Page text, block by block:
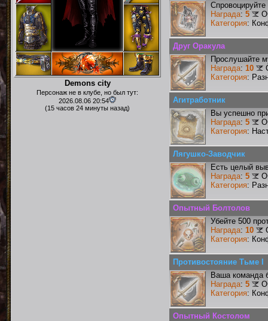
Demons city
Персонаж не в клубе, но был тут:
2026.08.06 20:54
(15 часов 24 минуты назад)
Награда: 5
Категория:
Друг Оракула
Прослушайте
Награда: 10
Категория:
Агитработник
Вы успешно
Награда: 5
Категория:
Лягушко-Заводчик
Есть целый
Награда: 5
Категория:
Опытный Болтолов
Убейте 500
Награда: 10
Категория:
Противостояние Тьме I
Ваша команда
Награда: 5
Категория:
Опытный Костолом